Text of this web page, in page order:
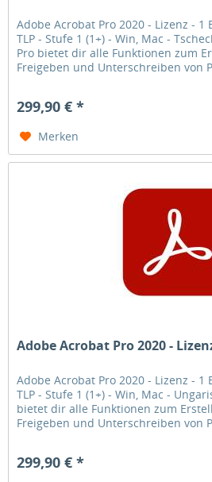
Adobe Acrobat Pro 2020 - Lizenz - 1
TLP - Stufe 1 (1+) - Win, Mac -
Pro bietet dir alle Funktionen zum
Freigeben und Unterschreiben von
299,90 € *
Merken
Adobe Acrobat Pro 2020 -
Adobe Acrobat Pro 2020 - Lizenz - 1
TLP - Stufe 1 (1+) - Win, Mac -
bietet dir alle Funktionen zum
Freigeben und Unterschreiben von
299,90 € *